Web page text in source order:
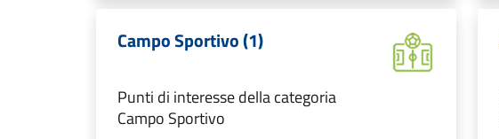
Campo Sportivo (1)
Punti di interesse della categoria
Campo Sportivo